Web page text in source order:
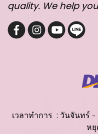
quality. We help
เวลาทำการ : วันจันทร์
ห